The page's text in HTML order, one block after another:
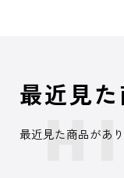
最近見た
最近見た商品があり